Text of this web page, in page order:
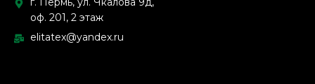
оф. 201, 2 этаж
elitatex@yandex.ru